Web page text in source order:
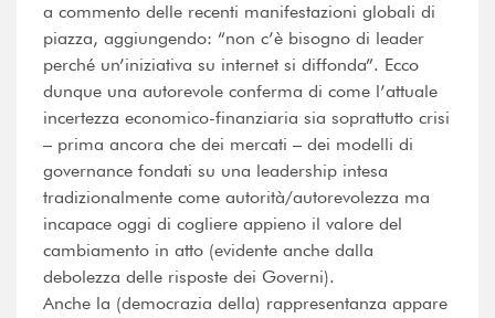
a commento delle recenti manifestazioni globali di
piazza, aggiungendo: “non c’è bisogno di leader
perché un’iniziativa su internet si diffonda”. Ecco
dunque una autorevole conferma di come l’attuale
incertezza economico-finanziaria sia soprattutto crisi
– prima ancora che dei mercati – dei modelli di
governance fondati su una leadership intesa
tradizionalmente come autorità/autorevolezza ma
incapace oggi di cogliere appieno il valore del
cambiamento in atto (evidente anche dalla
debolezza delle risposte dei Governi).
Anche la (democrazia della) rappresentanza appare